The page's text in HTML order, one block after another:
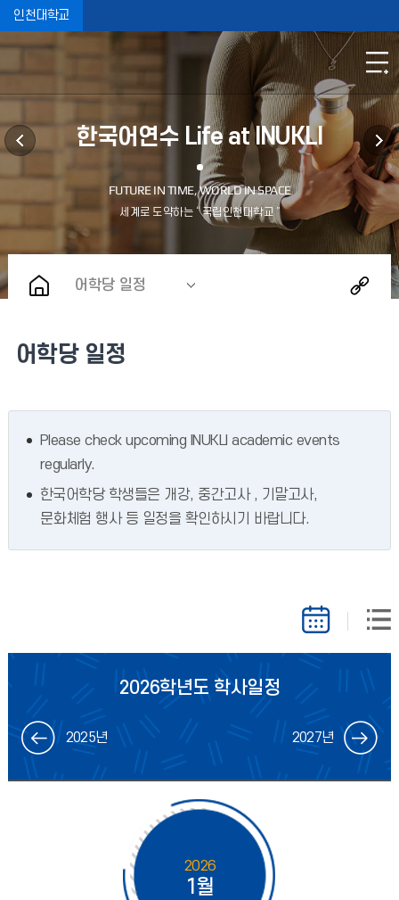
인천대학교
한국어연수 Life at INUKLI
어학당 일정
어학당 일정
Please check upcoming INUKLI academic events
regularly.
한국어학당 학생들은 개강, 중간고사 , 기말고사,
문화체험 행사 등 일정을 확인하시기 바랍니다.
2025년
2026학년도 학사일정
2027년
2026
1월